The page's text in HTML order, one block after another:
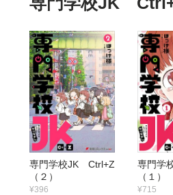
専門学校JK Ctrl+Z
（２）
¥396
専門学
（１）
¥715